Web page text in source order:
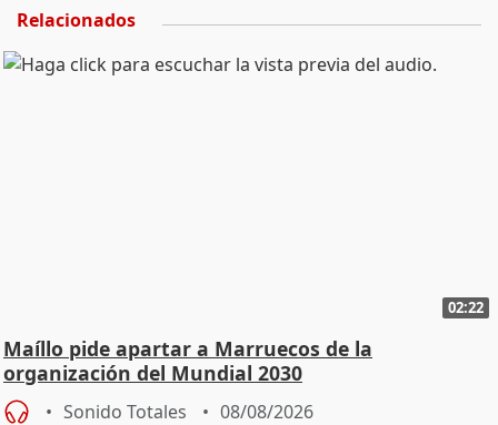
Relacionados
02:22
Maíllo pide apartar a Marruecos de la
organización del Mundial 2030
Sonido Totales 08/08/2026